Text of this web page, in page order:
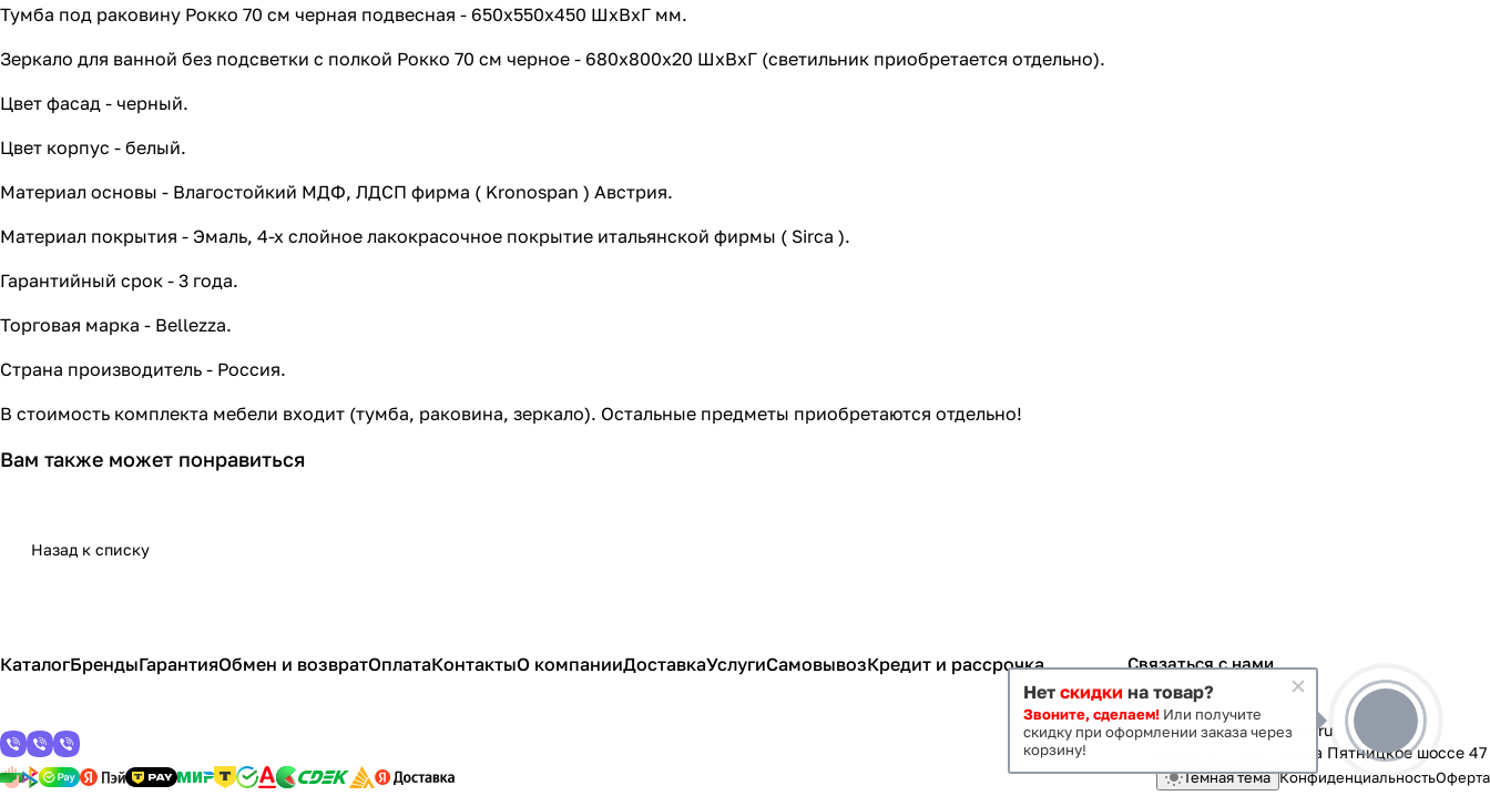
Тумба под раковину Рокко 70 см черная подвесная - 650х550х450 ШхВхГ мм.
Зеркало для ванной без подсветки с полкой Рокко 70 см черное - 680х800х20 ШхВхГ (светильник приобретается отдельно).
Цвет фасад - черный.
Цвет корпус - белый.
Материал основы - Влагостойкий МДФ, ЛДСП фирма ( Kronospan ) Австрия.
Материал покрытия - Эмаль, 4-х слойное лакокрасочное покрытие итальянской фирмы ( Sirca ).
Гарантийный срок - 3 года.
Торговая марка - Bellezza.
Страна производитель - Россия.
В стоимость комплекта мебели входит (тумба, раковина, зеркало). Остальные предметы приобретаются отдельно!
Вам также может понравиться
Назад к списку
КаталогБрендыГарантияОбмен и возвратОплатаКонтактыО компанииДоставкаУслугиСамовывозКредит и рассрочка Связаться с нами
+7 495 363-70-19
magazin-vanna@yandex.ru
г. Москва, Митино, улица Пятницкое шоссе 47
Темная тема КонфиденциальностьОферта
Нет скидки на товар?
Звоните, сделаем! Или получите
скидку при оформлении заказа через
корзину!